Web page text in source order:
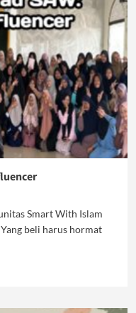
Smart With Islam
beli harus hormat